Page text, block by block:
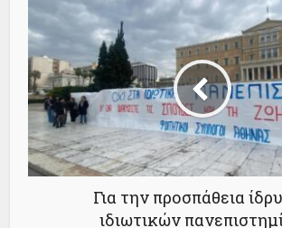
Για την προσπάθεια
ιδιωτικών